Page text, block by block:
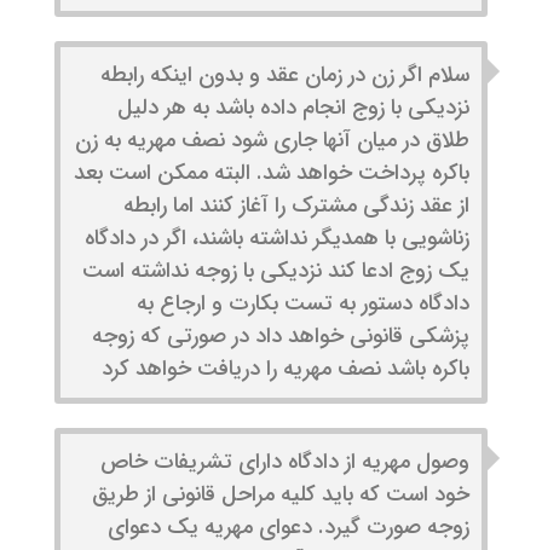
سلام اگر زن در زمان عقد و بدون اینکه رابطه
نزدیکی با زوج انجام داده باشد به هر دلیل
طلاق در میان آنها جاری شود نصف مهریه به زن
باکره پرداخت خواهد شد. البته ممکن است بعد
از عقد زندگی مشترک را آغاز کنند اما رابطه
زناشویی با همدیگر نداشته باشند، اگر در دادگاه
یک زوج ادعا کند نزدیکی با زوجه نداشته است
دادگاه دستور به تست بکارت و ارجاع به
پزشکی قانونی خواهد داد در صورتی که زوجه
باکره باشد نصف مهریه را دریافت خواهد کرد
وصول مهریه از دادگاه دارای تشریفات خاص
خود است که باید کلیه مراحل قانونی از طریق
زوجه صورت گیرد. دعوای مهریه یک دعوای